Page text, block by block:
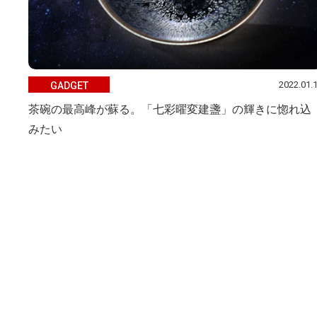
GADGET
茶碗の最高峰が蘇る。「七彩曜変建盞」の輝きに惚れ込
みたい